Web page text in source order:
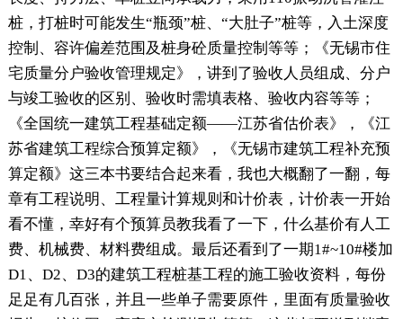
桩，打桩时可能发生“瓶颈”桩、“大肚子”桩等，入土深度
控制、容许偏差范围及桩身砼质量控制等等；《无锡市住
宅质量分户验收管理规定》，讲到了验收人员组成、分户
与竣工验收的区别、验收时需填表格、验收内容等等；
《全国统一建筑工程基础定额——江苏省估价表》，《江
苏省建筑工程综合预算定额》，《无锡市建筑工程补充预
算定额》这三本书要结合起来看，我也大概翻了一翻，每
章有工程说明、工程量计算规则和计价表，计价表一开始
看不懂，幸好有个预算员教我看了一下，什么基价有人工
费、机械费、材料费组成。最后还看到了一期1#~10#楼加
D1、D2、D3的建筑工程桩基工程的施工验收资料，每份
足足有几百张，并且一些单子需要原件，里面有质量验收